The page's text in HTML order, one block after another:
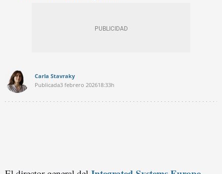
Carla Stavraky
Publicada3 febrero 202618:33h